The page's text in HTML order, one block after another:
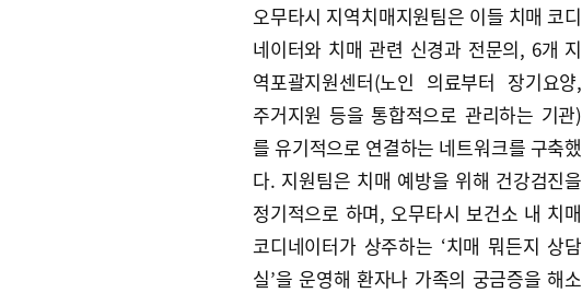
오무타시 지역치매지원팀은 이들 치매 코디
네이터와 치매 관련 신경과 전문의, 6개 지
역포괄지원센터(노인 의료부터 장기요양,
주거지원 등을 통합적으로 관리하는 기관)
를 유기적으로 연결하는 네트워크를 구축했
다. 지원팀은 치매 예방을 위해 건강검진을
정기적으로 하며, 오무타시 보건소 내 치매
코디네이터가 상주하는 ‘치매 뭐든지 상담
실’을 운영해 환자나 가족의 궁금증을 해소